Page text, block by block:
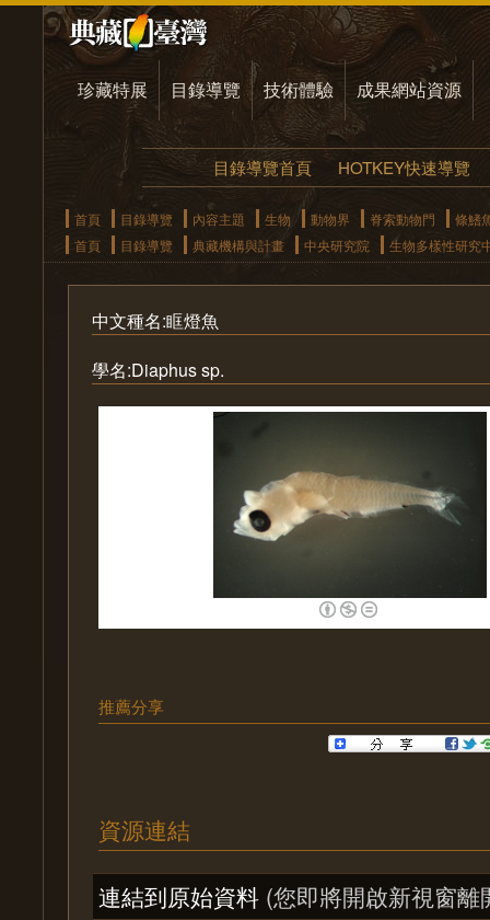
珍藏特展 目錄導覽 技術體驗 成果網站資源
目錄導覽首頁 HOTKEY快速導覽
首頁 目錄導覽 內容主題 生物 動物界 脊索動物門
條鰭
首頁
目錄導覽 典藏機構與計畫 中央研究院 生物多樣性研究
中文種名:眶燈魚
學名:Diaphus sp.
推薦分享
資源連結
連結到原始資料 (您即將開啟新視窗離